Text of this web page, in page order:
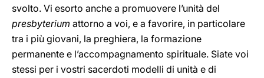
svolto. Vi esorto anche a promuovere l’unità del
presbyterium attorno a voi, e a favorire, in particolare
tra i più giovani, la preghiera, la formazione
permanente e l’accompagnamento spirituale. Siate voi
stessi per i vostri sacerdoti modelli di unità e di